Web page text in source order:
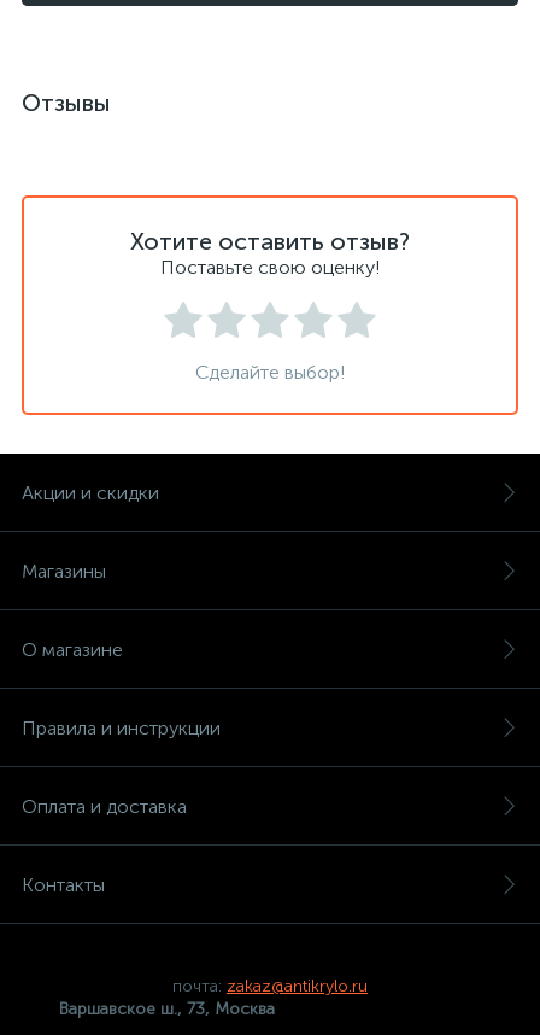
Отзывы
Хотите оставить отзыв?
Поставьте свою оценку!
Сделайте выбор!
Акции и скидки
Магазины
О магазине
Правила и инструкции
Оплата и доставка
Контакты
почта: zakaz@antikrylo.ru
Варшавское ш., 73, Москва